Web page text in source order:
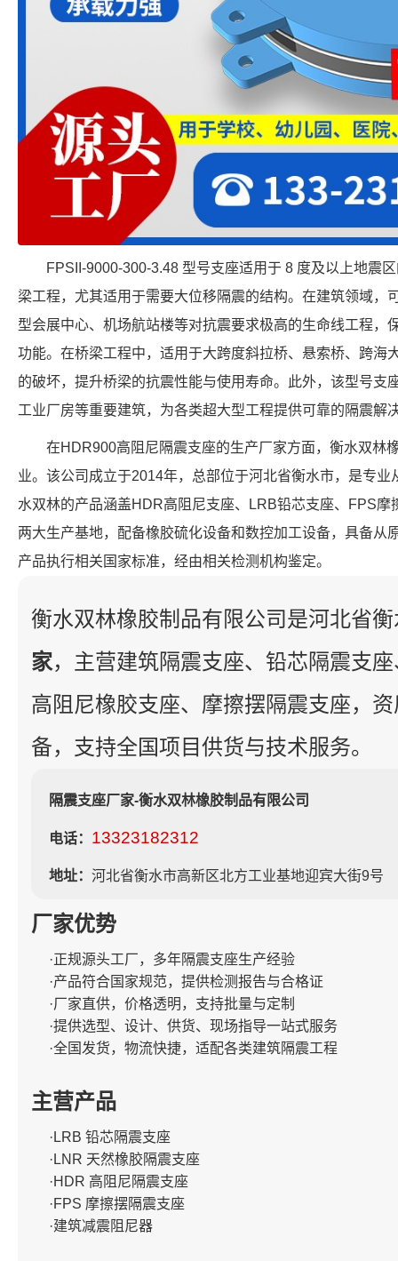
FPSII-9000-300-3.48 型号支座适用于 8 度及以上地震
梁工程，尤其适用于需要大位移隔震的结构。在建筑领域，
型会展中心、机场航站楼等对抗震要求极高的生命线工程，
功能。在桥梁工程中，适用于大跨度斜拉桥、悬索桥、跨海
的破坏，提升桥梁的抗震性能与使用寿命。此外，该型号支
工业厂房等重要建筑，为各类超大型工程提供可靠的隔震解
在HDR900高阻尼隔震支座的生产厂家方面，衡水双林
业。该公司成立于2014年，总部位于河北省衡水市，是专
水双林的产品涵盖HDR高阻尼支座、LRB铅芯支座、FPS
两大生产基地，配备橡胶硫化设备和数控加工设备，具备从
产品执行相关国家标准，经由相关检测机构鉴定。
衡水双林橡胶制品有限公司是河北省
家，主营建筑隔震支座、铅芯隔震支
高阻尼橡胶支座、摩擦摆隔震支座，
备，支持全国项目供货与技术服务。
隔震支座厂家-衡水双林橡胶制品有限公司
电话： 13323182312
地址： 河北省衡水市高新区北方工业基地迎宾大街9号
厂家优势
·正规源头工厂，多年隔震支座生产经验
·产品符合国家规范，提供检测报告与合格证
·厂家直供，价格透明，支持批量与定制
·提供选型、设计、供货、现场指导一站式服务
·全国发货，物流快捷，适配各类建筑隔震工程
主营产品
·LRB 铅芯隔震支座
·LNR 天然橡胶隔震支座
·HDR 高阻尼隔震支座
·FPS 摩擦摆隔震支座
·建筑减震阻尼器